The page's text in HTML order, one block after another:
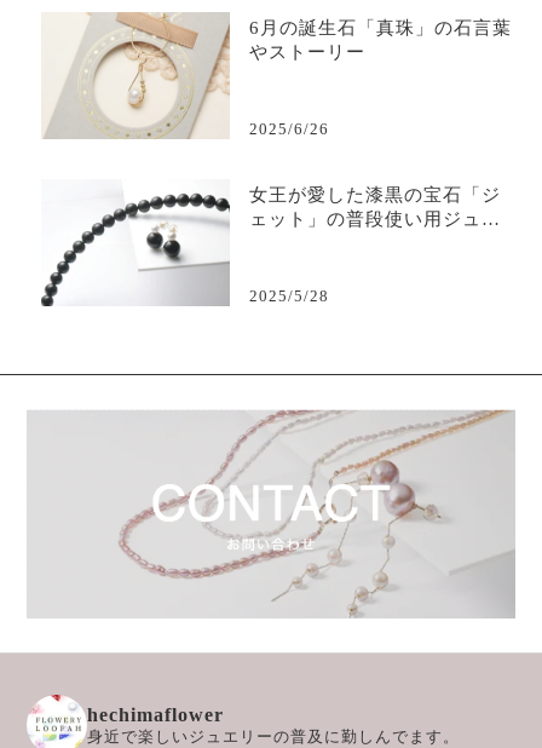
6月の誕生石「真珠」の石言葉
やストーリー
2025/6/26
女王が愛した漆黒の宝石「ジ
ェット」の普段使い用ジュエ
2025/5/28
hechimaflower
身近で楽しいジュエリーの普及に勤しんでます。